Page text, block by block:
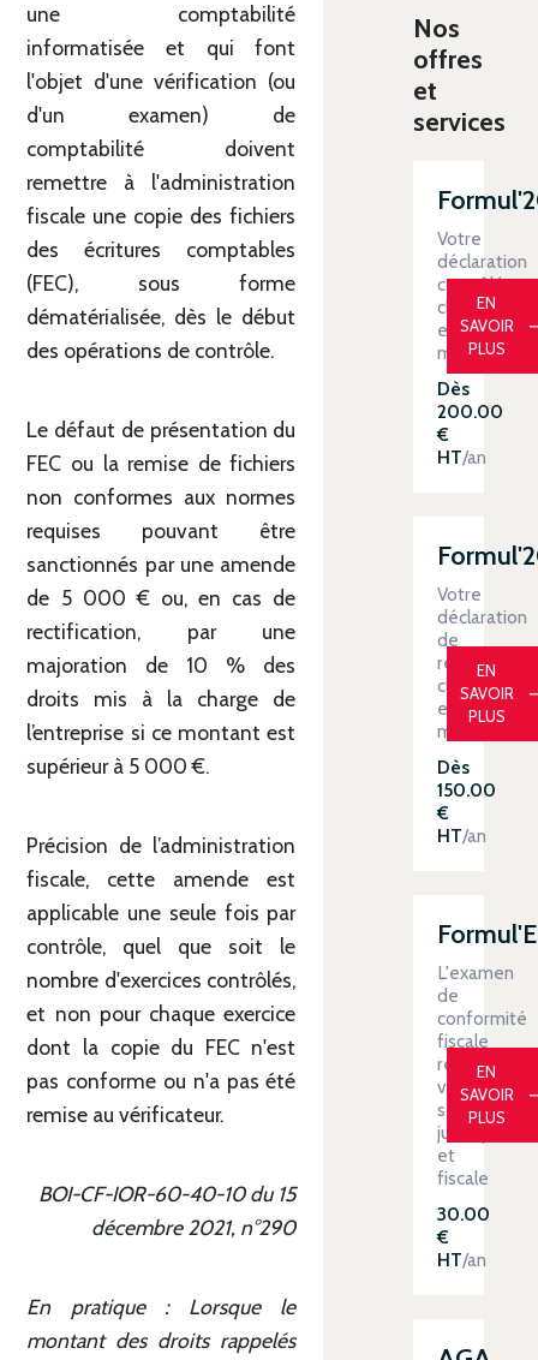
une comptabilité
informatisée et qui font
l'objet d'une vérification (ou
d'un examen) de
comptabilité doivent
remettre à l'administration
fiscale une copie des fichiers
des écritures comptables
(FEC), sous forme
dématérialisée, dès le début
des opérations de contrôle.
Le défaut de présentation du
FEC ou la remise de fichiers
non conformes aux normes
requises pouvant être
sanctionnés par une amende
de 5 000 € ou, en cas de
rectification, par une
majoration de 10 % des
droits mis à la charge de
l’entreprise si ce montant est
supérieur à 5 000 €.
Précision de l’administration
fiscale, cette amende est
applicable une seule fois par
contrôle, quel que soit le
nombre d'exercices contrôlés,
et non pour chaque exercice
dont la copie du FEC n'est
pas conforme ou n'a pas été
remise au vérificateur.
BOI-CF-IOR-60-40-10 du 15
décembre 2021, n°290
En pratique : Lorsque le
montant des droits rappelés
Nos
offres
et
services
Votre
déclaration
contrôlée
clé
en
main
Dès
200.00
€
HT/an
EN
SAVOIR
PLUS
Votre
déclaration
de
revenus
clé
en
main
Dès
150.00
€
HT/an
EN
SAVOIR
PLUS
L'examen
de
conformité
fiscale
renforce
votre
sécurité
juridique
et
fiscale
30.00
€
HT/an
EN
SAVOIR
PLUS